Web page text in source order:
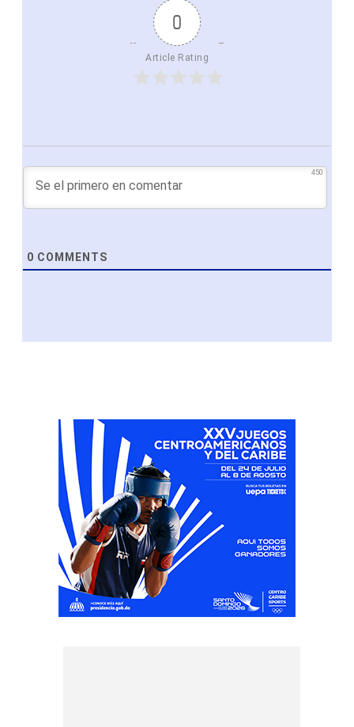
0
Article Rating
450
0 COMMENTS